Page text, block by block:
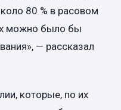
80 % в расовом
можно было бы
— рассказал
которые, по их